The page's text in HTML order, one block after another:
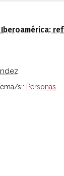
EL BLOG
s:: Personas